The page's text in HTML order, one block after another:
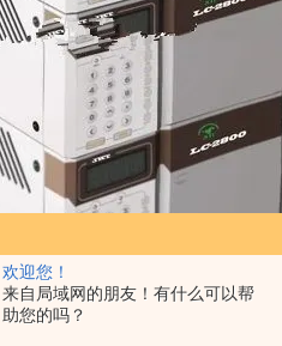
欢迎您！
来自局域网的朋友！有什么可以帮
助您的吗？